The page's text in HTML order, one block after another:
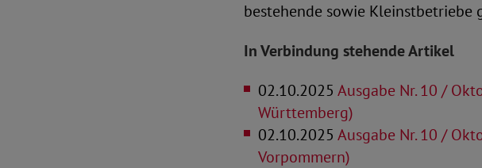
bestehende sowie Kleinstbetriebe
In Verbindung stehende Artikel
02.10.2025 Ausgabe Nr. 10 /
Württemberg)
02.10.2025 Ausgabe Nr. 10 /
Vorpommern)